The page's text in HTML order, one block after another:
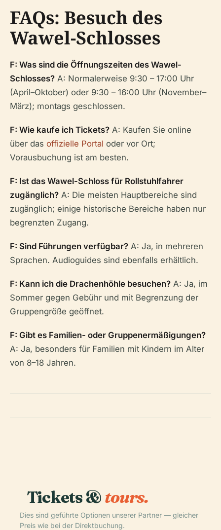
FAQs: Besuch des
Wawel-Schlosses
F: Was sind die Öffnungszeiten des Wawel-
Schlosses? A: Normalerweise 9:30 – 17:00 Uhr
(April–Oktober) oder 9:30 – 16:00 Uhr (November–
März); montags geschlossen.
F: Wie kaufe ich Tickets? A: Kaufen Sie online
über das offizielle Portal oder vor Ort;
Vorausbuchung ist am besten.
F: Ist das Wawel-Schloss für Rollstuhlfahrer
zugänglich? A: Die meisten Hauptbereiche sind
zugänglich; einige historische Bereiche haben nur
begrenzten Zugang.
F: Sind Führungen verfügbar? A: Ja, in mehreren
Sprachen. Audioguides sind ebenfalls erhältlich.
F: Kann ich die Drachenhöhle besuchen? A: Ja, im
Sommer gegen Gebühr und mit Begrenzung der
Gruppengröße geöffnet.
F: Gibt es Familien- oder Gruppenermäßigungen?
A: Ja, besonders für Familien mit Kindern im Alter
von 8–18 Jahren.
Tickets &tours.
Dies sind geführte Optionen unserer Partner — gleicher
Preis wie bei der Direktbuchung.